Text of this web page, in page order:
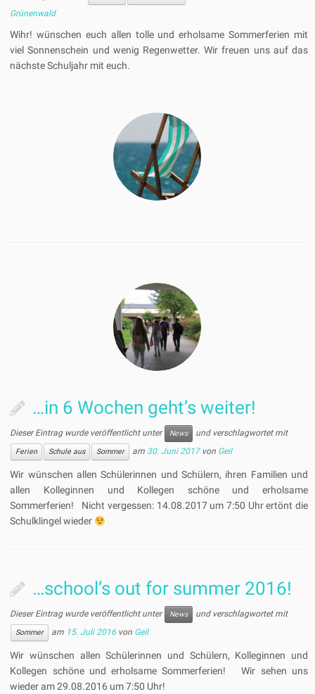
Grünenwald
Wihr! wünschen euch allen tolle und erholsame Sommerferien mit
viel Sonnenschein und wenig Regenwetter. Wir freuen uns auf das
nächste Schuljahr mit euch.
…in 6 Wochen geht’s weiter!
Dieser Eintrag wurde veröffentlicht unter News und verschlagwortet mit
Ferien Schule aus Sommer am 30. Juni 2017 von Geil
Wir wünschen allen Schülerinnen und Schülern, ihren Familien und
allen Kolleginnen und Kollegen schöne und erholsame
Sommerferien! Nicht vergessen: 14.08.2017 um 7:50 Uhr ertönt die
Schulklingel wieder
…school’s out for summer 2016!
Dieser Eintrag wurde veröffentlicht unter News und verschlagwortet mit
Sommer am 15. Juli 2016 von Geil
Wir wünschen allen Schülerinnen und Schülern, Kolleginnen und
Kollegen schöne und erholsame Sommerferien! Wir sehen uns
wieder am 29.08.2016 um 7:50 Uhr!